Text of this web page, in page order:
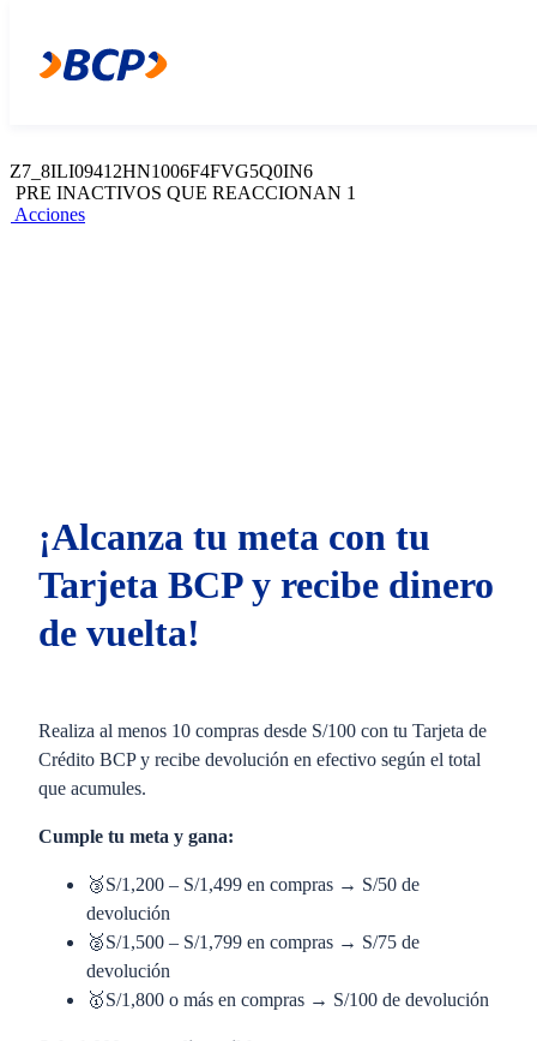
Acciones
Z7_8ILI09412HN1006F4FVG5Q0IN6
PRE INACTIVOS QUE REACCIONAN 1
Acciones
¡Alcanza tu meta con tu
Tarjeta BCP y recibe dinero
de vuelta!
Realiza al menos 10 compras desde S/100 con tu Tarjeta de
Crédito BCP y recibe devolución en efectivo según el total
que acumules.
Cumple tu meta y gana:
🥉S/1,200 – S/1,499 en compras → S/50 de
devolución
🥈S/1,500 – S/1,799 en compras → S/75 de
devolución
🥇S/1,800 o más en compras → S/100 de devolución